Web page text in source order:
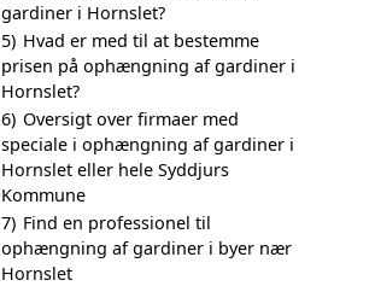
gardiner i Hornslet?
5) Hvad er med til at bestemme
prisen på ophængning af gardiner i
Hornslet?
6) Oversigt over firmaer med
speciale i ophængning af gardiner i
Hornslet eller hele Syddjurs
Kommune
7) Find en professionel til
ophængning af gardiner i byer nær
Hornslet